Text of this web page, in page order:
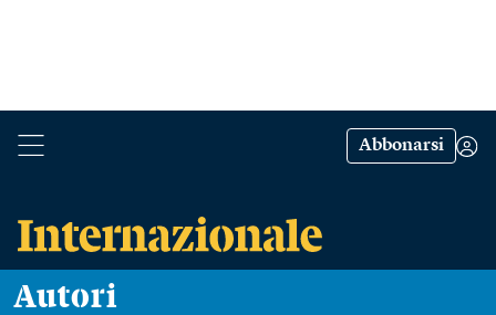
Abbonarsi
Autori